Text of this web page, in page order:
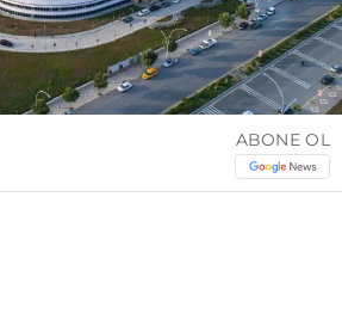
ABONE OL